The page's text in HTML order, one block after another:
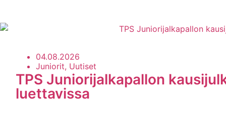
04.08.2026
Juniorit, Uutiset
TPS Juniorijalkapallon
luettavissa